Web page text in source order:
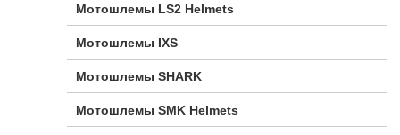
Мотошлемы LS2 Helmets
Мотошлемы IXS
Мотошлемы SHARK
Мотошлемы SMK Helmets